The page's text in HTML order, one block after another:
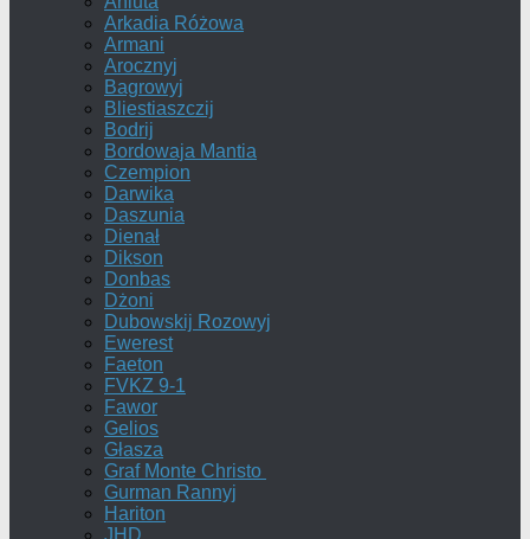
Arkadia Różowa
Armani
Arocznyj
Bagrowyj
Bliestiaszczij
Bodrij
Bordowaja Mantia
Czempion
Darwika
Daszunia
Dienał
Dikson
Donbas
Dżoni
Dubowskij Rozowyj
Ewerest
Faeton
FVKZ 9-1
Fawor
Gelios
Głasza
Graf Monte Christo
Gurman Rannyj
Hariton
JHD